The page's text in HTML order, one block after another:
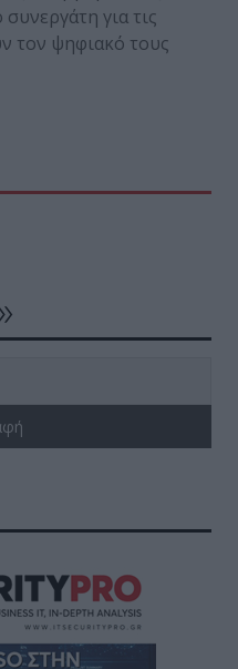
για τις
τον ψηφιακό τους